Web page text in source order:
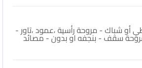
أو شباك - مروحة رأسية ،عمود ،تاور -
سقف - بنجفه او بدون - مصائد